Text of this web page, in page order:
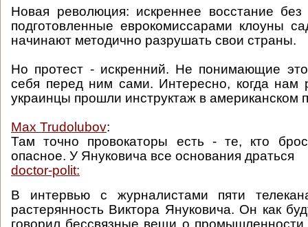
Новая революция: искреннее восстание
подготовленные еврокомиссарами клоуны
начинают методично разрушать свои страны.
Но протест - искренний. Не понимающие
себя перед ним сами. Интересно, когда нам
украинцы прошли инструктаж в американском
Max Trudolubov:
Там точно провокаторы есть - те, кто
опасное. У Януковича все основания драться
doctor-polit:
В интервью с журналистами пяти
растерянность Виктора Януковича. Он как
говорил бессвязные вещи о